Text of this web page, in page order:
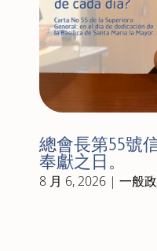
總會長第55號
奉獻之日。
8 月 6, 2026| 一般